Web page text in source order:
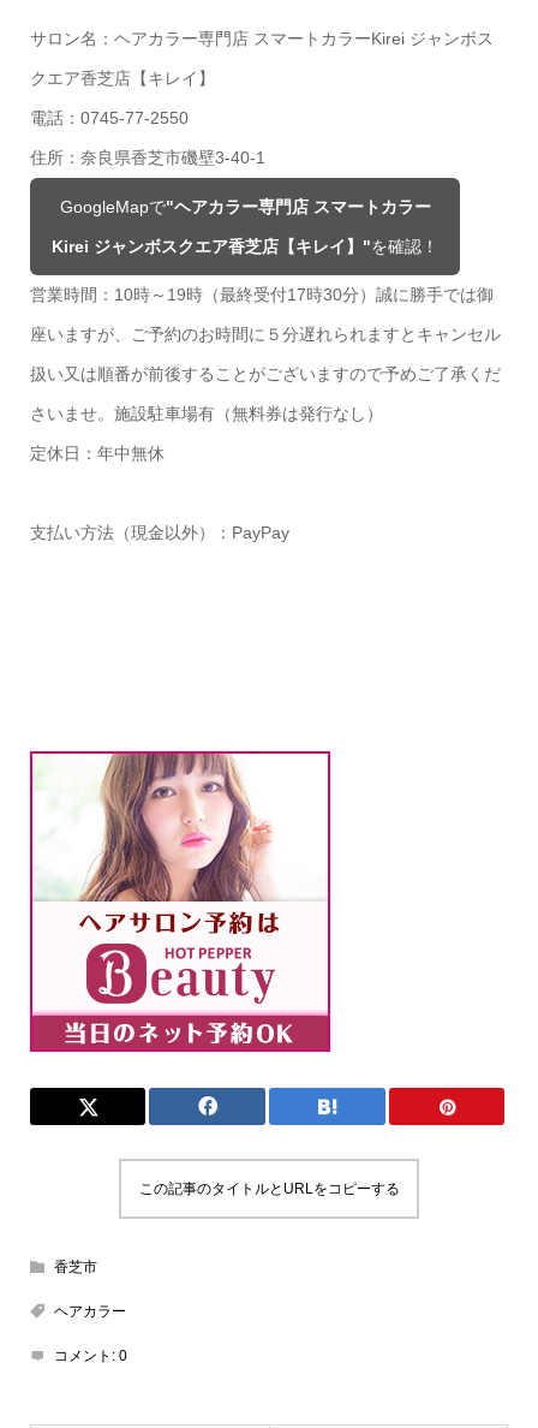
サロン名：ヘアカラー専門店 スマートカラーKirei ジャンボス
クエア香芝店【キレイ】
電話：0745-77-2550
住所：奈良県香芝市磯壁3-40-1
GoogleMapで"ヘアカラー専門店 スマートカラー
Kirei ジャンボスクエア香芝店【キレイ】"を確認！
営業時間：10時～19時（最終受付17時30分）誠に勝手では御
座いますが、ご予約のお時間に５分遅れられますとキャンセル
扱い又は順番が前後することがございますので予めご了承くだ
さいませ。施設駐車場有（無料券は発行なし）
定休日：年中無休
支払い方法（現金以外）：PayPay
この記事のタイトルとURLをコピーする
香芝市
ヘアカラー
コメント: 0